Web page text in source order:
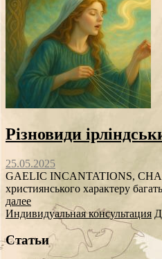
Різновиди
25.05.2025
GAELIC INCANTATIONS,
християнського характеру
далее
Индивидуальная консультация
Статьи